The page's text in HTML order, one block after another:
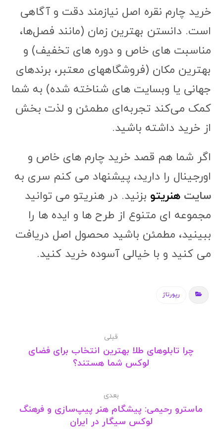
خرید چارم نقره اصل نیازمند دقت و آگاهی
است. دانستن بهترین زمان (مانند فصل‌ها،
مناسبت های خاص و دوره های تخفیف) و
بهترین مکان (فروشگاههای معتبر، برندهای
جهانی یا وبسایت های شناخته شده) به شما
کمک می‌کند تجربه‌ای مطمئن و لذت بخش
از خرید داشته باشید.
اگر شما هم قصد خرید چارم های خاص و
اورجینال را دارید، پیشنهاد می کنم سری به
سایتهنریتو بزنید. در هنریتو می توانید
مجموعه ای متنوع از طرح ها و ایده ها را
ببینید، مطمئن باشید محصول اصل دریافت
می کنید و با خیالی آسوده خرید کنید.
رپورتاژ
قبلی
چرا تابلوهای طلا بهترین انتخاب برای فضای
لوکس شما هستند؟
بعدی
ماسترو رحیمی: پیشگام هنر پیپ‌سازی و فرهنگ
لوکس سیگار در ایران